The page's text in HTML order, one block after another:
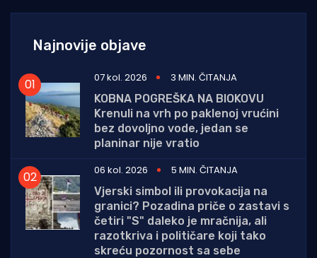
Najnovije objave
07 kol. 2026
3 MIN. ČITANJA
KOBNA POGREŠKA NA BIOKOVU
Krenuli na vrh po paklenoj vrućini
bez dovoljno vode, jedan se
planinar nije vratio
06 kol. 2026
5 MIN. ČITANJA
Vjerski simbol ili provokacija na
granici? Pozadina priče o zastavi s
četiri "S" daleko je mračnija, ali
razotkriva i političare koji tako
skreću pozornost sa sebe